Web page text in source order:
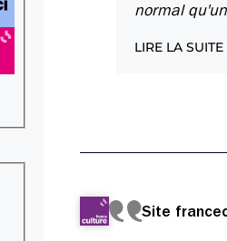
normal
LIRE LA SUITE
Site